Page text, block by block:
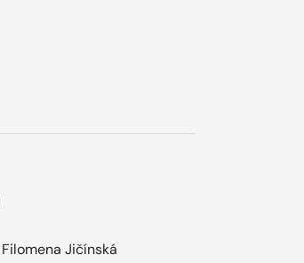
Filomena Jičínská